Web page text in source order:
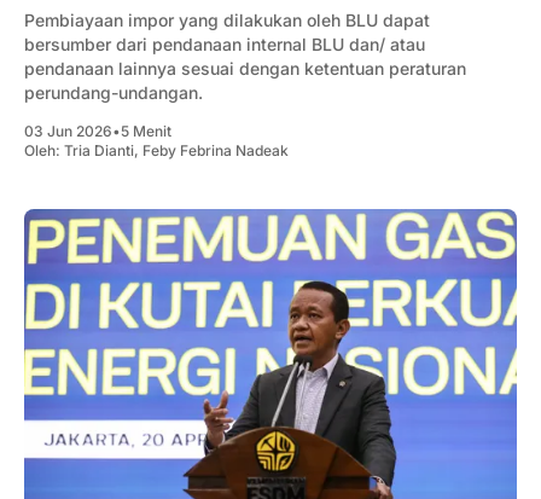
Pembiayaan impor yang dilakukan oleh BLU dapat
bersumber dari pendanaan internal BLU dan/ atau
pendanaan lainnya sesuai dengan ketentuan peraturan
perundang-undangan.
03 Jun 2026•5 Menit
Oleh: Tria Dianti, Feby Febrina Nadeak